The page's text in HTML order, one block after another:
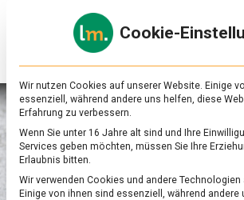
zu
&
Cookie-
Wir nutzen Cookies auf unserer Website. Einige
essenziell, während andere uns helfen, diese
Erfahrung zu verbessern.
Wenn Sie unter 16 Jahre alt sind und Ihre
Services geben möchten, müssen Sie Ihre
Erlaubnis bitten.
Wir verwenden Cookies und andere
Einige von ihnen sind essenziell, während andere